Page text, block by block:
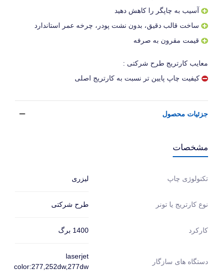
آسیب به چاپگر را کاهش دهید
ساخت قالب دقیق، بدون نشت پودر، چرخه عمر استاندارد
قیمت مقرون به صرفه
معایب کارتریج طرح شرکتی :
کیفیت چاپ پایین تر نسبت به کارتریج اصلی
جزئیات محصول
مشخصات
تکنولوژی چاپ لیزری
نوع کارتریج یا تونر طرح شرکتی
کارکرد 1400 برگ
دستگاه های سازگار
laserjet
color:277,252dw,277dw